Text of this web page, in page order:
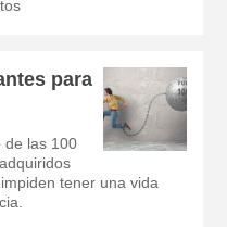
para
de las 100
tener una vida